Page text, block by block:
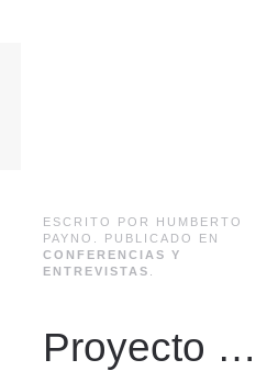
ESCRITO POR HUMBERTO
PAYNO. PUBLICADO EN
CONFERENCIAS Y
ENTREVISTAS
Proyecto de vida